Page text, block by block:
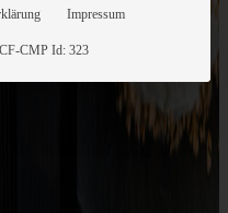
Impressum
CMP Id: 323